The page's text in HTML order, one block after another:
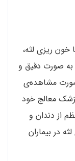
خون ریزی لثه،
به صورت دقیق و
مشاهده‌ی
معالج خود
از دندان و
در بیماران